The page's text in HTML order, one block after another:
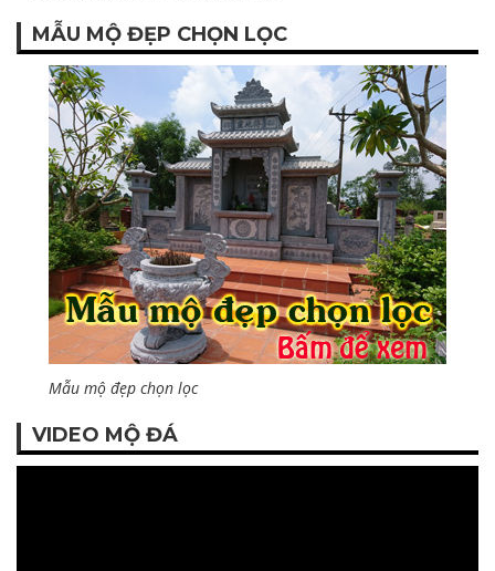
MẪU MỘ ĐẸP CHỌN LỌC
Mẫu mộ đẹp chọn lọc
VIDEO MỘ ĐÁ